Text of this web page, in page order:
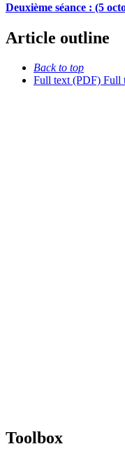
Deuxième séance : (5
Article outline
Back to top
Full text (PDF) Full
Toolbox